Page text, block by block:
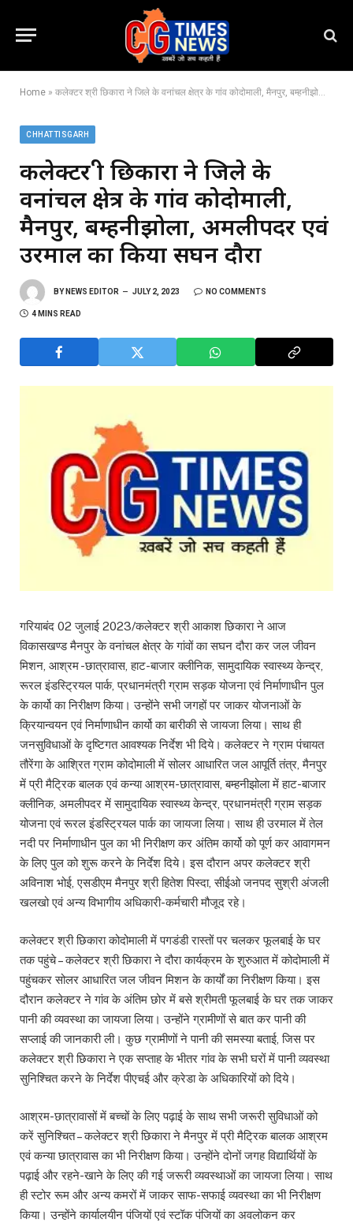
Home » कलेक्टर श्री छिकारा ने जिले के वनांचल क्षेत्र के गांव कोदोमाली, मैनपुर, बम्हनीझोला, अमलीपदर एवं उरमाल का किया सघन दौरा
CHHATTISGARH
कलेक्टर श्री छिकारा ने जिले के
वनांचल क्षेत्र के गांव कोदोमाली,
मैनपुर, बम्हनीझोला, अमलीपदर एवं
उरमाल का किया सघन दौरा
BY NEWS EDITOR JULY 2, 2023 NO COMMENTS
4 MINS READ
गरियाबंद 02 जुलाई 2023/कलेक्टर श्री आकाश छिकारा ने आज
विकासखण्ड मैनपुर के वनांचल क्षेत्र के गांवों का सघन दौरा कर जल जीवन
मिशन, आश्रम -छात्रावास, हाट-बाजार क्लीनिक, सामुदायिक स्वास्थ्य केन्द्र,
रूरल इंडस्ट्रियल पार्क, प्रधानमंत्री ग्राम सड़क योजना एवं निर्माणाधीन पुल
के कार्यो का निरीक्षण किया। उन्होंने सभी जगहों पर जाकर योजनाओं के
क्रियान्वयन एवं निर्माणाधीन कार्यो का बारीकी से जायजा लिया। साथ ही
जनसुविधाओं के दृष्टिगत आवश्यक निर्देश भी दिये। कलेक्टर ने ग्राम पंचायत
तौरेंगा के आश्रित ग्राम कोदोमाली में सोलर आधारित जल आपूर्ति तंत्र, मैनपुर
में प्री मैट्रिक बालक एवं कन्या आश्रम-छात्रावास, बम्हनीझोला में हाट-बाजार
क्लीनिक, अमलीपदर में सामुदायिक स्वास्थ्य केन्द्र, प्रधानमंत्री ग्राम सड़क
योजना एवं रूरल इंडस्ट्रियल पार्क का जायजा लिया। साथ ही उरमाल में तेल
नदी पर निर्माणाधीन पुल का भी निरीक्षण कर अंतिम कार्यो को पूर्ण कर आवागमन
के लिए पुल को शुरू करने के निर्देश दिये। इस दौरान अपर कलेक्टर श्री
अविनाश भोई, एसडीएम मैनपुर श्री हितेश पिस्दा, सीईओ जनपद सुश्री अंजली
खलखो एवं अन्य विभागीय अधिकारी-कर्मचारी मौजूद रहे।
कलेक्टर श्री छिकारा कोदोमाली में पगडंडी रास्तों पर चलकर फूलबाई के घर
तक पहुंचे – कलेक्टर श्री छिकारा ने दौरा कार्यक्रम के शुरुआत में कोदोमाली में
पहुंचकर सोलर आधारित जल जीवन मिशन के कार्यों का निरीक्षण किया। इस
दौरान कलेक्टर ने गांव के अंतिम छोर में बसे श्रीमती फूलबाई के घर तक जाकर
पानी की व्यवस्था का जायजा लिया। उन्होंने ग्रामीणों से बात कर पानी की
सप्लाई की जानकारी ली। कुछ ग्रामीणों ने पानी की समस्या बताई, जिस पर
कलेक्टर श्री छिकारा ने एक सप्ताह के भीतर गांव के सभी घरों में पानी व्यवस्था
सुनिश्चित करने के निर्देश पीएचई और क्रेडा के अधिकारियों को दिये।
आश्रम-छात्रावासों में बच्चों के लिए पढ़ाई के साथ सभी जरूरी सुविधाओं को
करें सुनिश्चित – कलेक्टर श्री छिकारा ने मैनपुर में प्री मैट्रिक बालक आश्रम
एवं कन्या छात्रावास का भी निरीक्षण किया। उन्होंने दोनों जगह विद्यार्थियों के
पढ़ाई और रहने-खाने के लिए की गई जरूरी व्यवस्थाओं का जायजा लिया। साथ
ही स्टोर रूम और अन्य कमरों में जाकर साफ-सफाई व्यवस्था का भी निरीक्षण
किया। उन्होंने कार्यालयीन पंजियों एवं स्टॉक पंजियों का अवलोकन कर